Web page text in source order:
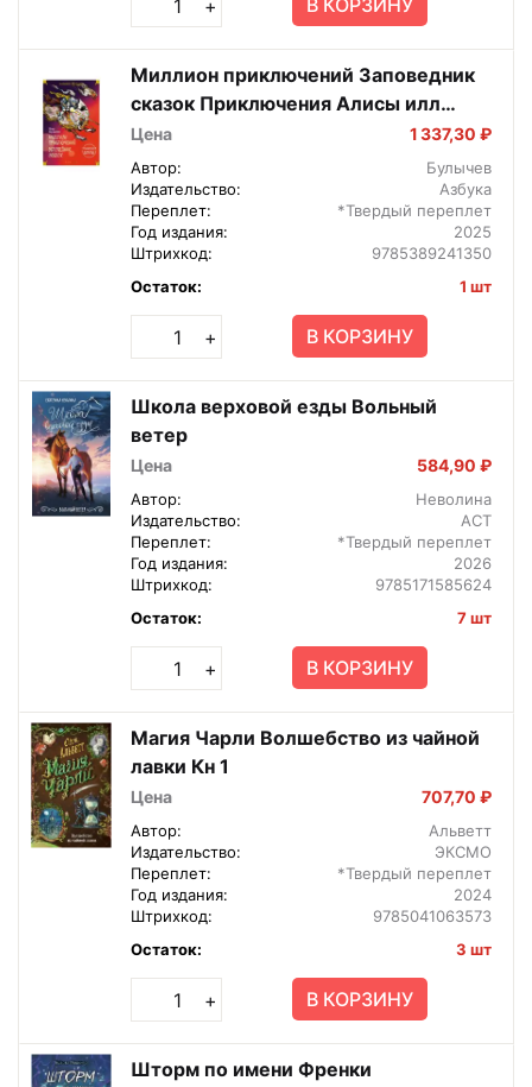
+ В КОРЗИНУ
Миллион приключений Заповедник
сказок Приключения Алисы илл
Мигунова Бол Кн
Цена 1 337,30 ₽
Автор:
Булычев
Издательство:
Азбука
Переплет:
*Твердый переплет
Год издания:
2025
Штрихкод:
9785389241350
Остаток:
1 шт
+ В КОРЗИНУ
Школа верховой езды Вольный
ветер
Цена 584,90 ₽
Автор:
Неволина
Издательство:
АСТ
Переплет:
*Твердый переплет
Год издания:
2026
Штрихкод:
9785171585624
Остаток:
7 шт
+ В КОРЗИНУ
Магия Чарли Волшебство из чайной
лавки Кн 1
Цена 707,70 ₽
Автор:
Альветт
Издательство:
ЭКСМО
Переплет:
*Твердый переплет
Год издания:
2024
Штрихкод:
9785041063573
Остаток:
3 шт
+ В КОРЗИНУ
Шторм по имени Френки